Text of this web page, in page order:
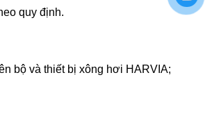
quy định.
bộ và thiết bị xông hơi HARVIA;